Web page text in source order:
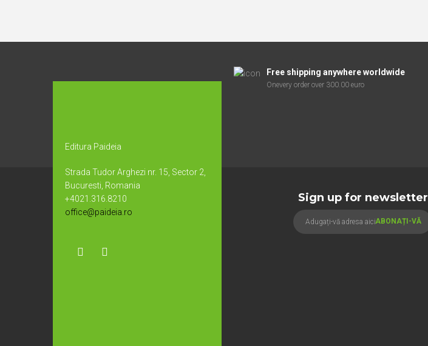
Free shipping anywhere worldwide
Onevery order over 300.00 euro
Editura Paideia
Strada Tudor Arghezi nr. 15, Sector 2,
Bucuresti, Romania
+4021.316.8210
office@paideia.ro
Sign up for newsletter
ABONAȚI-VĂ